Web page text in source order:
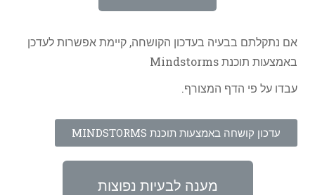
אם נתקלתם בבעיה בעדכון הקושחה, קיימת אפשרות לעדכן
באמצעות תוכנת Mindstorms
עבדו על פי הדף המצורף.
עדכון קושחה באמצעות תוכנת MINDSTORMS
מענה לבעיות נפוצות